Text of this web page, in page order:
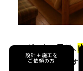
ログハウス風は、
ザインのこと
です。
設計＋施工を
ご依頼の方